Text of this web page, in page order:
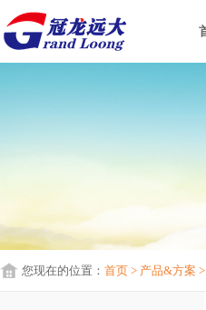
您现在的位置： 首页 > 产品&方案